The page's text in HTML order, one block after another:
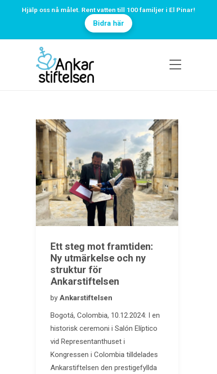
Hjälp oss nå målet. Rent vatten till 100 familjer i El Pinar!
Bidra här
Ett steg mot framtiden:
Ny utmärkelse och ny
struktur för
Ankarstiftelsen
by Ankarstiftelsen
Bogotá, Colombia, 10.12.2024: I en
historisk ceremoni i Salón Elíptico
vid Representanthuset i
Kongressen i Colombia tilldelades
Ankarstiftelsen den prestigefyllda